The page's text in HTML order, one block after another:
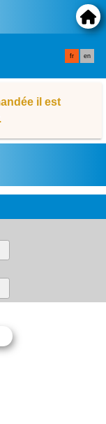
fr en
il est